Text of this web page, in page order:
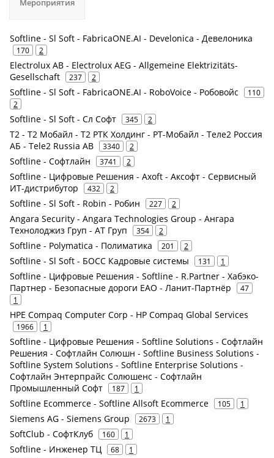
Мероприятия
Softline - Sl Soft - FabricaONE.AI - Develonica - Девелоника
170 2
Electrolux AB - Electrolux AEG - Allgemeine Elektrizitäts-
Gesellschaft
237 2
Softline - Sl Soft - FabricaONE.AI - RoboVoice - Робовойс
110
2
Softline - Sl Soft - Сл Софт 345 2
Т2 - Т2 Мобайл - Т2 РТК Холдинг - РТ-Мобайл - Теле2 Россия
АБ - Tele2 Russia AB
3340 2
Softline - Софтлайн 3741 2
Softline - Цифровые Решения - Axoft - Аксофт - Сервисный
ИТ-дистрибутор
432 2
Softline - Sl Soft - Robin - Робин 227 2
Angara Security - Angara Technologies Group - Ангара
Технолоджиз Груп - АТ Груп
354 2
Softline - Polymatica - Полиматика 201 2
Softline - Sl Soft - БОСС Кадровые системы 131 1
Softline - Цифровые Решения - Softline - R.Partner - Хабэко-
Партнер - Безопасные дороги ЕАО - Ланит-Партнёр
47
1
HPE Compaq Computer Corp - HP Compaq Global Services
1966 1
Softline - Цифровые Решения - Softline Solutions - Софтлайн
Решения - Софтлайн Солюшн - Softline Business Solutions -
Softline System Solutions - Softline Enterprise Solutions -
Софтлайн Энтерпрайс Солюшенс - Софтлайн
Промышленный Софт
187 1
Softline Ecommerce - Softline Allsoft Ecommerce 105 1
Siemens AG - Siemens Group 2673 1
SoftClub - СофтКлуб 160 1
Softline - Инженер ТЦ 68 1